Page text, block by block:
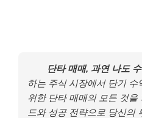
단타 매매, 과연 나도
하는 주식 시장에서 단기
위한 단타 매매의 모든 것
드와 성공 전략으로 당신의